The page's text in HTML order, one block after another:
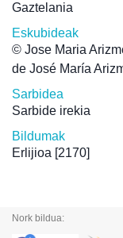
Gaztelania
Eskubideak
© Jose Maria
de José María
Sarbidea
Sarbide irekia
Bildumak
Erlijioa [2170]
Nork bildua: